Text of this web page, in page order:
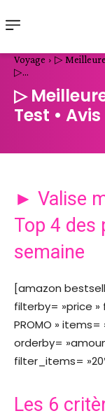
Voyage
▷ Meilleure
▷...
▷
Test •
► Valise
Top 4 des
semaine
[amazon
filterby= »price »
PROMO » items=
orderby=
filter_items=
Les 6